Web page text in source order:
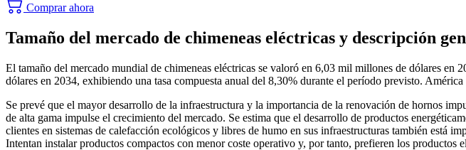
Comprar ahora
Tamaño del mercado de chimeneas eléctricas y descripción
El tamaño del mercado mundial de chimeneas eléctricas se valoró en 6,03 mil millones de dólares
dólares en 2034, exhibiendo una tasa compuesta anual del 8,30% durante el período previsto.
Se prevé que el mayor desarrollo de la infraestructura y la importancia de la renovación de hornos
de alta gama impulse el crecimiento del mercado. Se estima que el desarrollo de productos
clientes en sistemas de calefacción ecológicos y libres de humo en sus infraestructuras también está
Intentan instalar productos compactos con menor coste operativo y, por tanto, prefieren los productos